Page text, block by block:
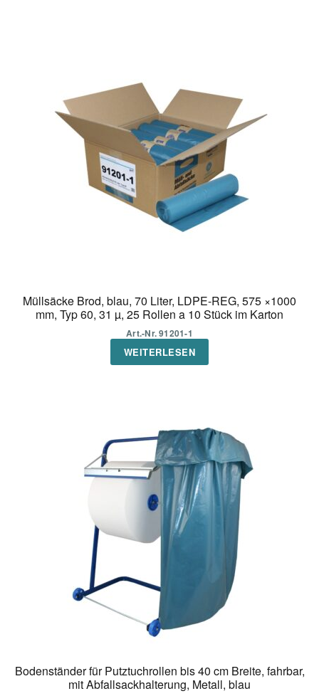
Müllsäcke Brod, blau, 70 Liter, LDPE-REG, 575 ×1000
mm, Typ 60, 31 µ, 25 Rollen a 10 Stück im Karton
Art.-Nr. 91201-1
WEITERLESEN
Bodenständer für Putztuchrollen bis 40 cm Breite, fahrbar,
mit Abfallsackhalterung, Metall, blau